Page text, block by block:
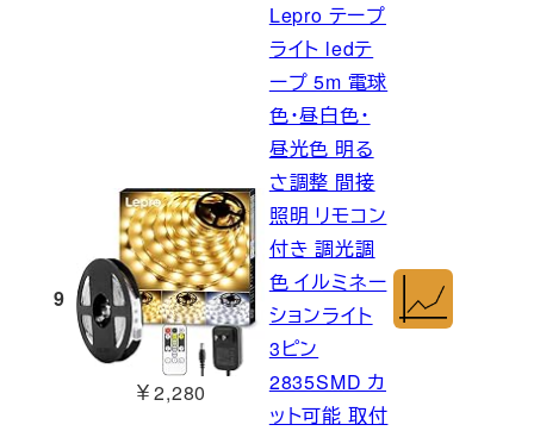
9
￥2,280
Lepro テープ
ライト ledテ
ープ 5m 電球
色・昼白色・
昼光色 明る
さ調整 間接
照明 リモコン
付き 調光調
色 イルミネー
ションライト
3ピン
2835SMD カ
ット可能 取付